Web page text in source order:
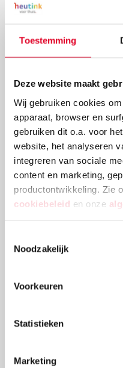
Toestemming
Deze website maakt
Wij gebruiken cookies
apparaat, browser en
gebruiken dit o.a. voor
website, het analyseren
integreren van sociale
content en marketing,
productontwikkeling. Zie
cookiebeleid en onze
Noodzakelijk
Voorkeuren
Statistieken
Marketing
Meest
Rekenrek leerling - 20
Meer info